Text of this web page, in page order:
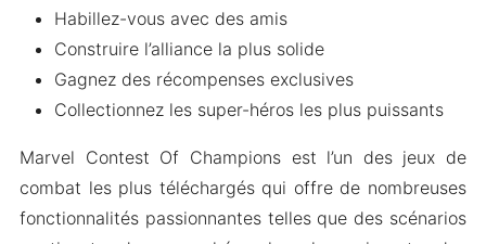
Habillez-vous avec des amis
Construire l’alliance la plus solide
Gagnez des récompenses exclusives
Collectionnez les super-héros les plus puissants
Marvel Contest Of Champions est l’un des jeux de
combat les plus téléchargés qui offre de nombreuses
fonctionnalités passionnantes telles que des scénarios